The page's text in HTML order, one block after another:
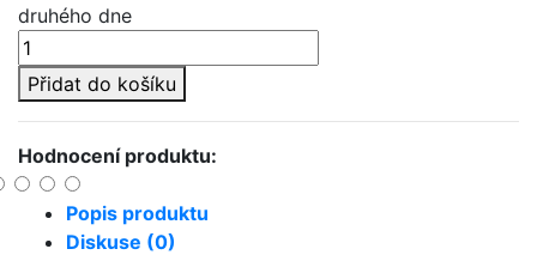
druhého dne
Přidat do košíku
Hodnocení produktu:
Popis produktu
Diskuse (0)